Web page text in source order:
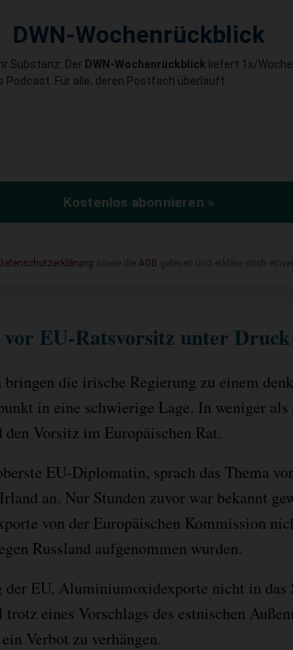
DWN-Wochenrückblick
Substanz: Der DWN-Wochenrückblick liefert 1x/
Podcast. Für alle, deren Postfach überläuft.
Kostenlos abonnieren »
Datenschutzerklärung sowie die AGB gelesen und erkläre mich
EU-Ratsvorsitz unter Druck
die irische Regierung zu einem
in eine schwierige Lage. In weniger
Vorsitz im Europäischen Rat.
EU-Diplomatin, sprach das Thema
an. Nur Stunden zuvor war bekannt
von der Europäischen Kommission
Russland aufgenommen wurden.
der EU, Aluminiumoxidexporte nicht in das
eines Vorschlags des estnischen
Verbot zu verhängen.